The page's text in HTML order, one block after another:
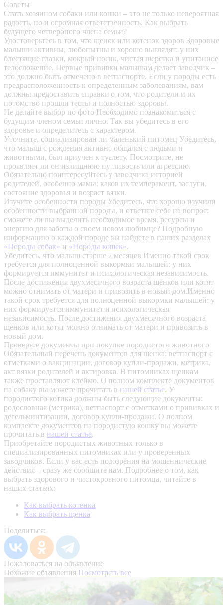
Советы
Стать хозяином собаки или кошки – это не только невероятная
радость, но и огромная ответственность. Как выбрать
будущего четвероного члена семьи?
Удостоверьтесь в том, что щенок или котенок здоров Здоровые
малыши активны, любопытны и хорошо выглядят: у них
блестящие глазки, мокрый носик, чистая шерстка и упитанное
телосложение. Первые прививки малышам делает заводчик –
это должно быть отмечено в ветпаспорте. Если у породы есть
предрасположенность к определенным заболеваниям, вам
должны предоставить справки о том, что родители и их
потомство прошли тесты и полностью здоровы.
Не делайте выбор по фото Необходимо познакомиться с
будущим членом семьи лично. Так вы убедитесь в его
здоровье и определитесь с характером.
Уточните, социализирован ли маленький питомец Убедитесь,
что малыш с рождения активно общался с людьми и
животными, был приучен к туалету. Посмотрите, не
проявляет ли он излишнюю пугливость или агрессию.
Обязательно поинтересуйтесь у заводчика историей
родителей, особенно мамы: каков их темперамент, заслуги,
состояние здоровья и возраст вязки.
Изучите особенности породы Убедитесь, что хорошо изучили
особенности выбранной породы, и ответьте себе на вопрос:
сможете ли вы выделить необходимое время, ресурсы и
энергию для заботы о своем новом любимце? Подробную
информацию о каждой породе вы найдете в наших разделах
«Породы собак» и «Породы кошек».
Убедитесь, что малыш старше 2 месяцев Именно такой срок
требуется для полноценной выкормки малышей: у них
формируется иммунитет и психологическая независимость.
После достижения двухмесячного возраста щенков или котят
можно отнимать от матери и привозить в новый дом.Именно
такой срок требуется для полноценной выкормки малышей: у
них формируется иммунитет и психологическая
независимость. После достижения двухмесячного возраста
щенков или котят можно отнимать от матери и привозить в
новый дом.
Проверьте документы при покупке породистого животного
Обязательный перечень документов для щенка: ветпаспорт с
отметками о вакцинации, договор купли-продажи, метрика,
акт вязки родителей и актировка. В питомниках щенкам
также проставляют клеймо. О полном комплекте документов
на собаку вы можете прочитать в нашей статье. У
породистого котика должны быть следующие документы:
родословная (метрика), ветпаспорт с отметками о прививках и
дегельминтизации, договор купли-продажи. О полном
комплекте документов на породистую кошку вы можете
прочитать в нашей статье.
Приобретайте породистых животных только в
специализированных питомниках или у проверенных
заводчиков. Если у вас есть подозрения на мошеннические
действия – сразу же сообщите нам. Подробнее о том, как
выбрать здорового и чистокровного питомца, читайте в
наших статьях:
Как выбрать котенка
Как выбрать щенка
Поделиться:
Пожаловаться на объявление
Похожие объявления Посмотреть все